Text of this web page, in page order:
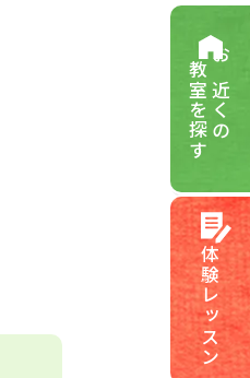
お近くの
教室を探す
体験レッスン